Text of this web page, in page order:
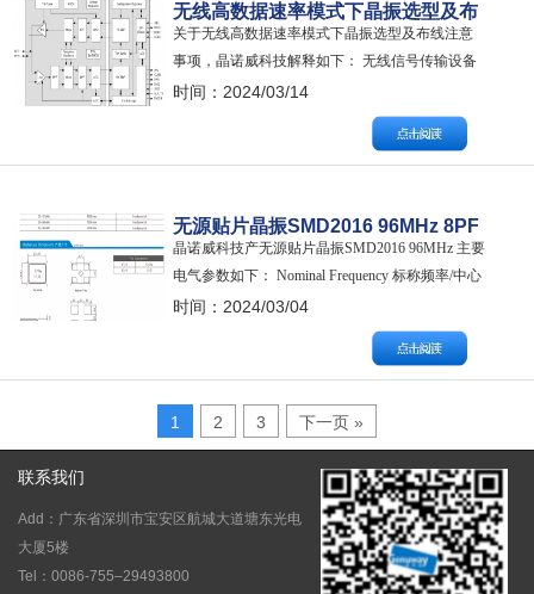
无线高数据速率模式下晶振选型及布
线注意事项
关于无线高数据速率模式下晶振选型及布线注意
事项，晶诺威科技解释如下： 无线信号传输设备
（如：蓝牙、Wi-Fi、ZigBee、Lora等）内部产生
的频率都来自晶振所提供的频率（如：
16MHz）。因此可以说，整个无线系统的性能主
要取决于晶振参考频率的精度及稳定性。 对晶体
时间：2024/03/14
无源贴片晶振SMD2016 96MHz 8PF
±10PPM 工作温度-40~85℃
晶诺威科技产无源贴片晶振SMD2016 96MHz 主要
电气参数如下： Nominal Frequency 标称频率/中心
频率：96MHz Mode/振动模式：AT/Fundamental基
频（光刻技术） Frequency Tolerance调整频差：
时间：2024/03/04
1 2 3 下一页 »
联系我们
Add：广东省深圳市宝安区航城大道塘东光电
大厦5楼
Tel：0086-755–29493800